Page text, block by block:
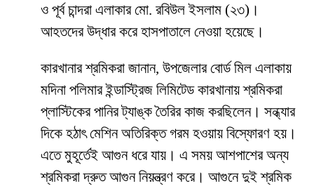
ও পূর্ব চান্দরা এলাকার মো. রবিউল ইসলাম (২৩)।
আহতদের উদ্ধার করে হাসপাতালে নেওয়া হয়েছে।
কারখানার শ্রমিকরা জানান, উপজেলার বোর্ড মিল এলাকায়
মদিনা পলিমার ইন্ডাস্ট্রিজ লিমিটেড কারখানায় শ্রমিকরা
প্লাস্টিকের পানির ট্যাঙ্ক তৈরির কাজ করছিলেন। সন্ধ্যার
দিকে হঠাৎ মেশিন অতিরিক্ত গরম হওয়ায় বিস্ফোরণ হয়।
এতে মুহূর্তেই আগুন ধরে যায়। এ সময় আশপাশের অন্য
শ্রমিকরা দ্রুত আগুন নিয়ন্ত্রণ করে। আগুনে দুই শ্রমিক